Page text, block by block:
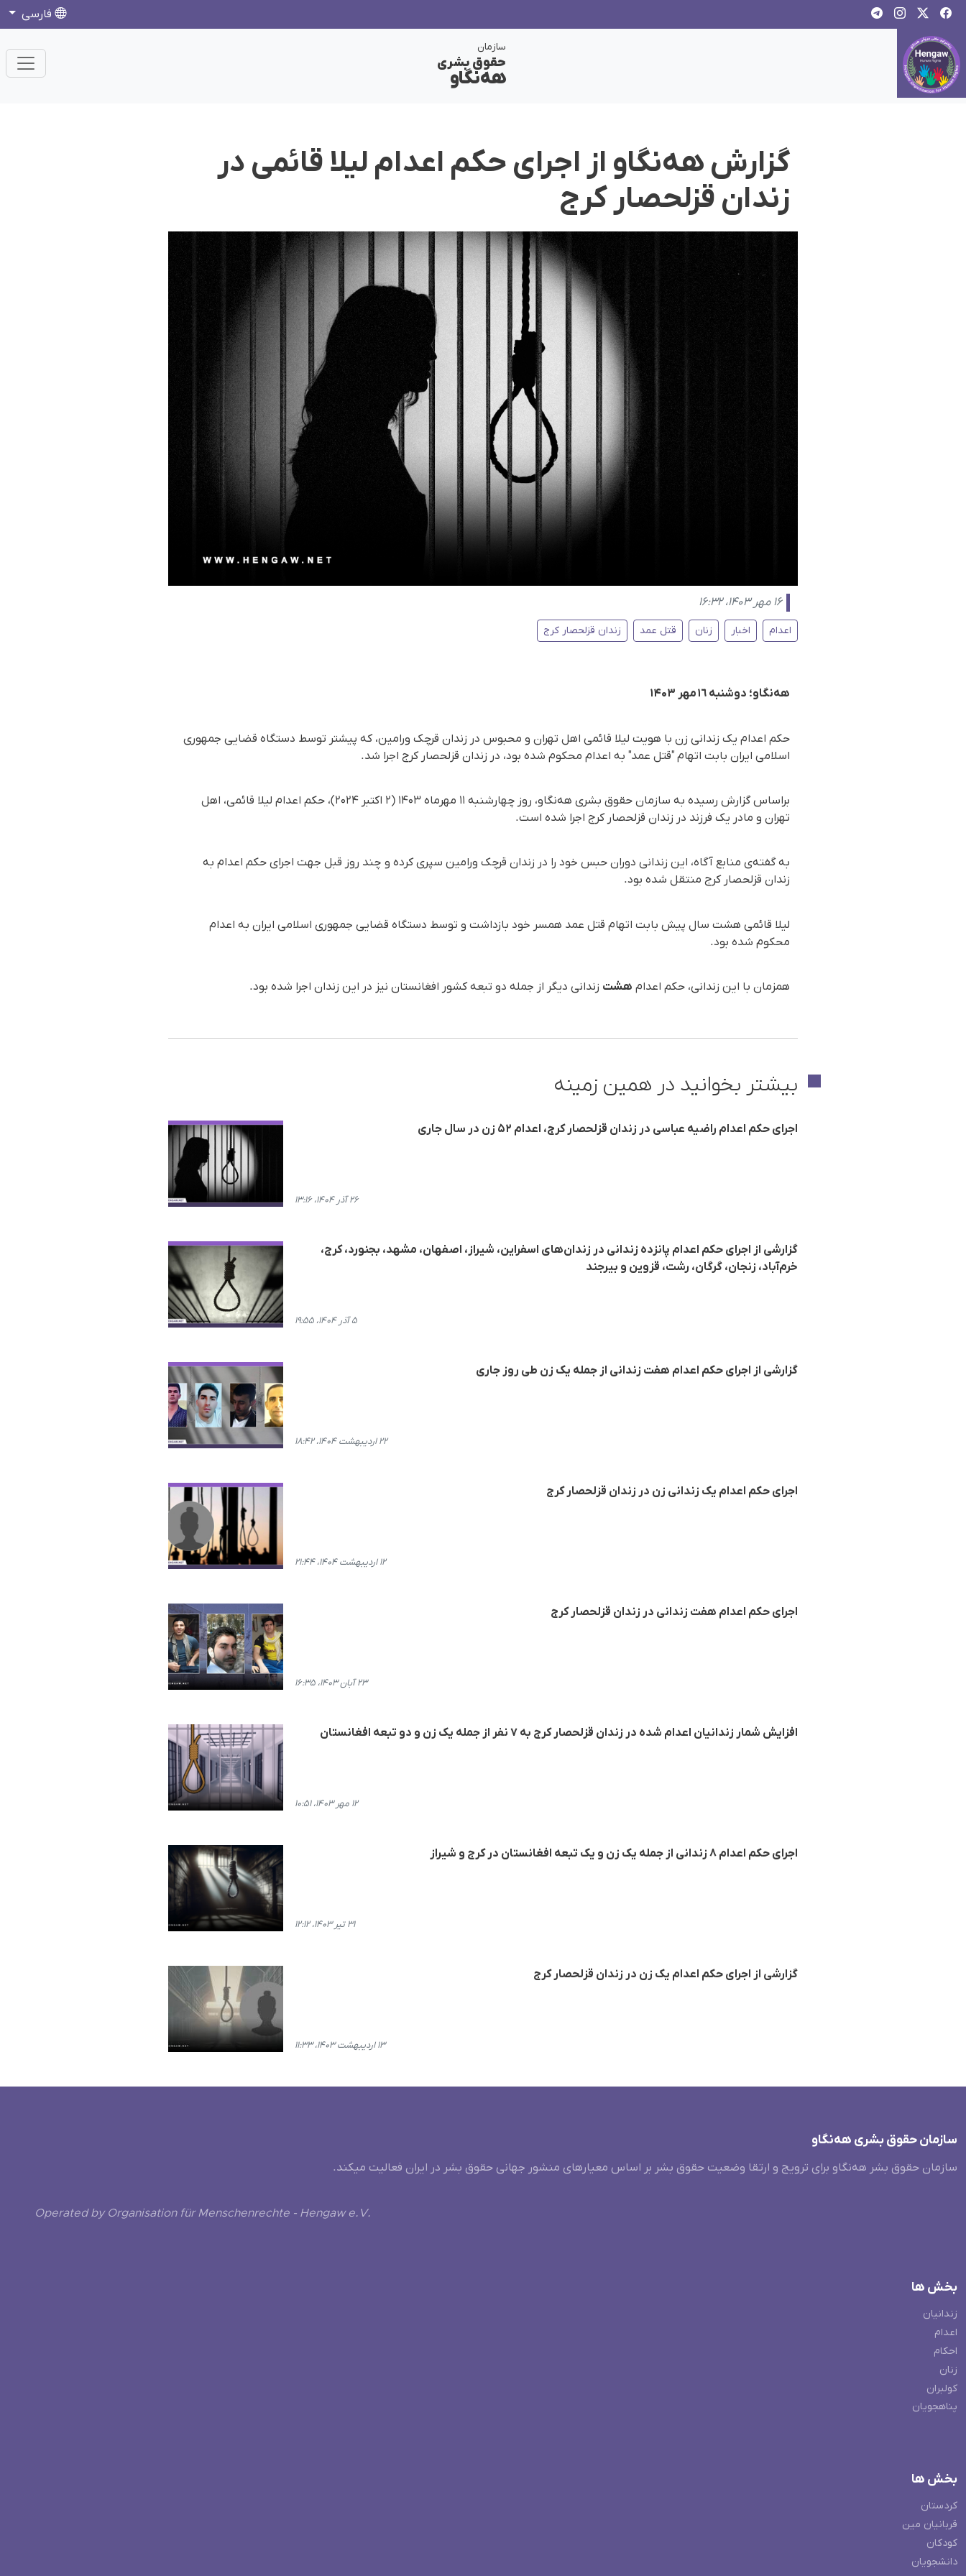
فارسی
سازمان
حقوق بشری
هەنگاو
گزارش هه‌نگاو از اجرای حکم اعدام لیلا قائمی در
زندان قزلحصار کرج
۱۶ مهر ۱۴۰۳، ۱۶:۳۲
اعدام اخبار زنان قتل عمد زندان قزلحصار کرج
هەنگاو؛ دوشنبه ١٦ مهر ۱۴۰۳
حکم اعدام یک زندانی زن با هویت لیلا قائمی اهل تهران و محبوس در زندان قرچک ورامین، که پیشتر توسط دستگاه قضایی جمهوری
اسلامی ایران بابت اتهام "قتل عمد" به اعدام محکوم شده بود، در زندان قزلحصار کرج اجرا شد.
براساس گزارش رسیده به سازمان حقوق بشری هه‌نگاو، روز چهارشنبه ۱۱ مهرماه ۱۴۰۳ (۲ اکتبر ۲۰۲۴)، حکم اعدام لیلا قائمی، اهل
تهران و مادر یک فرزند در زندان قزلحصار کرج اجرا شده است.
به گفته‌ی منابع آگاه، این زندانی دوران حبس خود را در زندان قرچک ورامین سپری کرده و چند روز قبل جهت اجرای حکم اعدام به
زندان قزلحصار کرج منتقل شده بود.
لیلا قائمی هشت سال پیش بابت اتهام قتل عمد همسر خود بازداشت و توسط دستگاه قضایی جمهوری اسلامی ایران به اعدام
محکوم شده بود.
همزمان با این زندانی، حکم اعدام هشت زندانی دیگر از جمله دو تبعه کشور افغانستان نیز در این زندان اجرا شده بود.
بیشتر بخوانید در همین زمینه
اجرای حکم اعدام راضیە عباسی در زندان قزلحصار کرج، اعدام ۵۲ زن در سال جاری
۲۶ آذر ۱۴۰۴، ۱۳:۱۶
گزارشی از اجرای حکم اعدام پانزده زندانی در زندان‌های اسفراین، شیراز، اصفهان، مشهد، بجنورد، کرج،
خرم‌آباد، زنجان، گرگان، رشت، قزوین و بیرجند
۵ آذر ۱۴۰۴، ۱۹:۵۵
گزارشی از اجرای حکم اعدام هفت زندانی از جمله یک زن طی روز جاری
۲۲ اردیبهشت ۱۴۰۴، ۱۸:۴۲
اجرای حکم اعدام یک زندانی زن در زندان قزلحصار کرج
۱۲ اردیبهشت ۱۴۰۴، ۲۱:۴۴
اجرای حکم اعدام هفت زندانی در زندان قزلحصار کرج
۲۳ آبان ۱۴۰۳، ۱۶:۳۵
افزایش شمار زندانیان اعدام شده در زندان قزلحصار کرج به ۷ نفر از جمله یک زن و دو تبعە افغانستان
۱۲ مهر ۱۴۰۳، ۱۰:۵۱
اجرای حکم اعدام ۸ زندانی از جمله یک زن و یک تبعه افغانستان در کرج و شیراز
۳۱ تیر ۱۴۰۳، ۱۲:۱۲
گزارشی از اجرای حکم اعدام یک زن در زندان قزلحصار کرج
۱۳ اردیبهشت ۱۴۰۳، ۱۱:۳۳
سازمان حقوق بشری هەنگاو
سازمان حقوق بشر هه‌نگاو برای ترویج و ارتقا وضعیت حقوق بشر بر اساس معیارهای منشور جهانی حقوق بشر در ایران فعالیت میکند.
Operated by Organisation für Menschenrechte - Hengaw e.V.
بخش ها
زندانیان
اعدام
احکام
زنان
کولبران
پناهجویان
بخش ها
کردستان
قربانیان مین
کودکان
دانشجویان